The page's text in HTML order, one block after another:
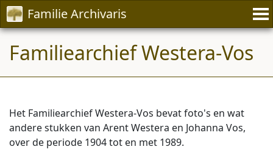
Familie Archivaris
Familiearchief Westera-Vos
Het Familiearchief Westera-Vos bevat foto's en wat
andere stukken van Arent Westera en Johanna Vos,
over de periode 1904 tot en met 1989.